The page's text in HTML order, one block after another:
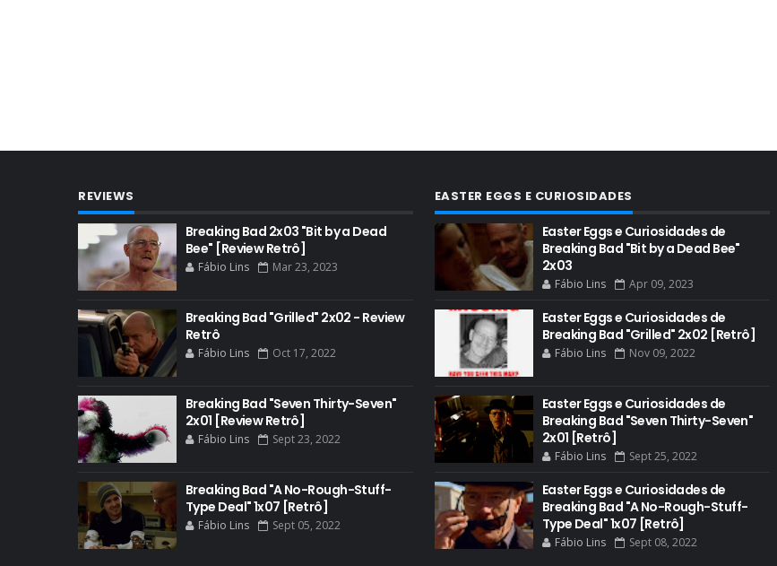
REVIEWS
Breaking Bad 2x03 "Bit by a Dead
Bee" [Review Retrô]
Fábio Lins Mar 23, 2023
Breaking Bad "Grilled" 2x02 - Review
Retrô
Fábio Lins Oct 17, 2022
Breaking Bad "Seven Thirty-Seven"
2x01 [Review Retrô]
Fábio Lins Sept 23, 2022
Breaking Bad "A No-Rough-Stuff-
Type Deal" 1x07 [Retrô]
Fábio Lins Sept 05, 2022
EASTER EGGS E CURIOSIDADES
Easter Eggs e Curiosidades de
Breaking Bad "Bit by a Dead Bee"
2x03
Fábio Lins Apr 09, 2023
Easter Eggs e Curiosidades de
Breaking Bad "Grilled" 2x02 [Retrô]
Fábio Lins Nov 09, 2022
Easter Eggs e Curiosidades de
Breaking Bad "Seven Thirty-Seven"
2x01 [Retrô]
Fábio Lins Sept 25, 2022
Easter Eggs e Curiosidades de
Breaking Bad "A No-Rough-Stuff-
Type Deal" 1x07 [Retrô]
Fábio Lins Sept 08, 2022